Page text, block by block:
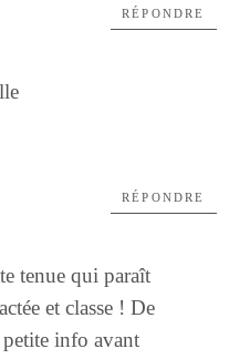
RÉPONDRE
tenue qui paraît
et classe ! De
info avant
RÉPONDRE